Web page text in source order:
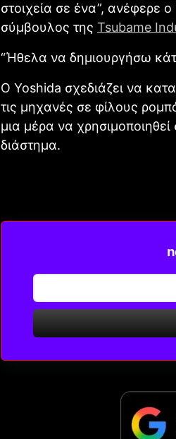
στοιχεία σε ένα”, ανέφερε
σύμβουλος της Tsubame
“Ήθελα να δημιουργήσω
Ο Yoshida σχεδιάζει να
τις μηχανές σε φίλους
μια μέρα να
διάστημα.